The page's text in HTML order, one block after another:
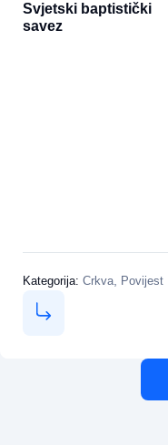
Svjetski baptistički
savez
Kategorija: Crkva Povijest